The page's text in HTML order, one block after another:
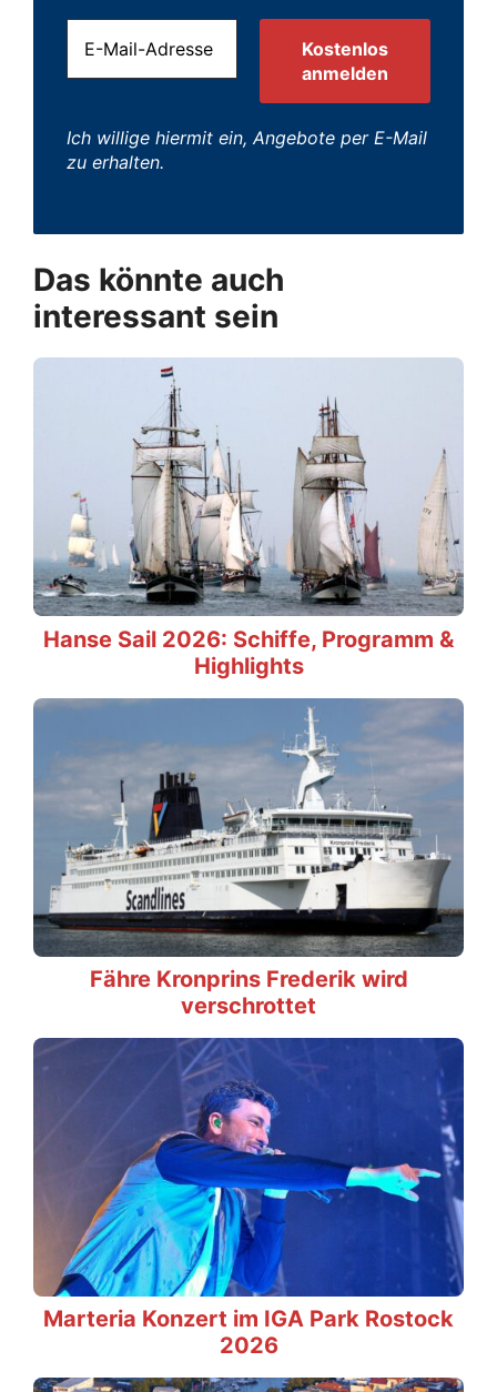
Ich willige hiermit ein, Angebote per E-Mail
zu erhalten.
Das könnte auch
interessant sein
Hanse Sail 2026: Schiffe, Programm &
Highlights
Fähre Kronprins Frederik wird
verschrottet
Marteria Konzert im IGA Park Rostock
2026